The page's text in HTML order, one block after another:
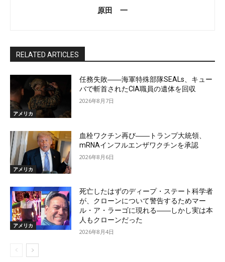
原田 一
RELATED ARTICLES
アメリカ
任務失敗――海軍特殊部隊SEALs、キュー
バで斬首されたCIA職員の遺体を回収
2026年8月7日
アメリカ
血栓ワクチン再び――トランプ大統領、
mRNAインフルエンザワクチンを承認
2026年8月6日
アメリカ
死亡したはずのディープ・ステート科学者
が、クローンについて警告するためマー
ル・ア・ラーゴに現れる――しかし実は本
人もクローンだった
2026年8月4日